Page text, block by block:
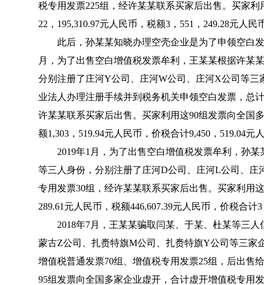
税专用发票225组，经许某某联系买家后出售。买家
22，195,310.97元人民币，税额3，551，249.28元人
此后，孙某某知晓办理空壳企业是为了申领空白发
月，为了出售空白增值税发票牟利，王某某根据许某
分别注册了庄河Y公司、庄河W公司、庄河X公司等
业法人办理注册手续并到税务机关申领空白发票，总
许某某联系买家后出售。买家利用这90组发票向全国
额1,303，519.94元人民币，价税合计9,450，519.04元
2019年1月，为了出售空白增值税发票牟利，孙某
等三人身份，分别注册了庄河D公司、庄河L公司、
专用发票30组，经许某某联系买家后出售。买家利用
289.61元人民币，税额446,607.39元人民币，价税合计
2018年7月，王某某骗取闫某、于某、杜某等三人
蒙古Z公司、扎赉特旗M公司、扎赉特旗Y公司等三家
增值税普通发票70组、增值税专用发票25组，后出售
95组发票向全国多家企业虚开，合计虚开增值税专用